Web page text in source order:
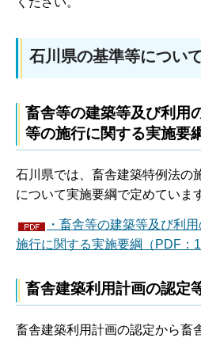
石川県の基準等につい
畜舎等の建築等及び利用
等の施行に関する実施要
石川県では、畜舎建築特例法の
について実施要綱で定めていま
・畜舎等の建築等及び利
施行に関する実施要綱（PDF：
畜舎建築利用計画の認定
畜舎建築利用計画の認定から畜